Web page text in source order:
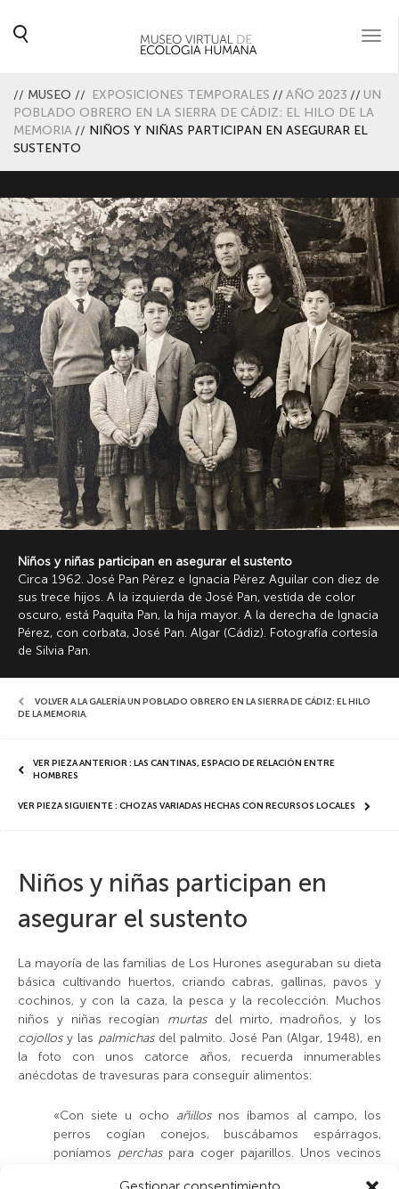
// MUSEO // EXPOSICIONES TEMPORALES // AÑO 2023 // UN
POBLADO OBRERO EN LA SIERRA DE CÁDIZ: EL HILO DE LA
MEMORIA // NIÑOS Y NIÑAS PARTICIPAN EN ASEGURAR EL
SUSTENTO
Niños y niñas participan en asegurar el sustento
Circa 1962. José Pan Pérez e Ignacia Pérez Aguilar con diez de
sus trece hijos. A la izquierda de José Pan, vestida de color
oscuro, está Paquita Pan, la hija mayor. A la derecha de Ignacia
Pérez, con corbata, José Pan. Algar (Cádiz). Fotografía cortesía
de Silvia Pan.
VOLVER A LA GALERÍA UN POBLADO OBRERO EN LA SIERRA DE CÁDIZ: EL HILO
DE LA MEMORIA,
VER PIEZA ANTERIOR : LAS CANTINAS, ESPACIO DE RELACIÓN ENTRE
HOMBRES
VER PIEZA SIGUIENTE : CHOZAS VARIADAS HECHAS CON RECURSOS LOCALES
Niños y niñas participan en
asegurar el sustento
La mayoría de las familias de Los Hurones aseguraban su dieta
básica cultivando huertos, criando cabras, gallinas, pavos y
cochinos, y con la caza, la pesca y la recolección. Muchos
niños y niñas recogían murtasdel mirto, madroños, y los
cojollosy las palmichasdel palmito. José Pan (Algar, 1948), en
la foto con unos catorce años, recuerda innumerables
anécdotas de travesuras para conseguir alimentos:
«Con siete u ocho añillosnos íbamos al campo, los
perros cogían conejos, buscábamos espárragos,
poníamos perchaspara coger pajarillos. Unos vecinos